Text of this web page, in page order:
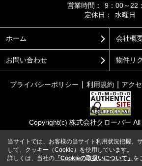
営業時間：
9：00～22
定休日：
水曜日
ホーム 会社概
お問い合わせ 物件リ
プライバシーポリシー 利用規約 アク
Copyright(c) 株式会社クローバー All
当サイトでは、お客様の当サイト利用状況把握、
して、クッキー（Cookie）を使用しています。
詳しくは、当社の 「Cookieの取扱いについて」 を